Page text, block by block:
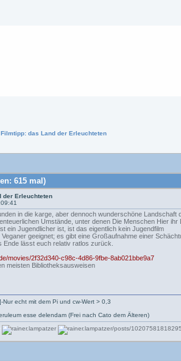
Filmtipp: das Land der Erleuchteten
615 mal)
der Erleuchteten
in die karge, aber dennoch wunderschöne Landschaft
Umstände, unter denen Die Menschen Hier
ein Jugendlicher ist, ist das eigentlich kein Jugendfilm
geeignet; es gibt eine Großaufnahme einer
Ende lässt euch relativ ratlos zurück.
movies/2f32d340-c98c-4d86-9fbe-8ab021bbe9a7
meisten Bibliotheksausweisen
echt mit dem Pi und cw-Wert > 0,3
esse delendam (Frei nach Cato dem Älteren)